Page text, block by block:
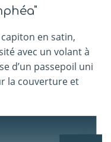
en satin,
avec un volant à
d’un passepoil uni
la couverture et